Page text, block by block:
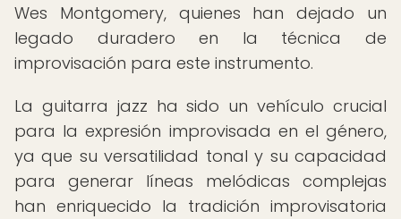
Wes Montgomery, quienes han dejado un
legado duradero en la técnica de
improvisación para este instrumento.
La guitarra jazz ha sido un vehículo crucial
para la expresión improvisada en el género,
ya que su versatilidad tonal y su capacidad
para generar líneas melódicas complejas
han enriquecido la tradición improvisatoria